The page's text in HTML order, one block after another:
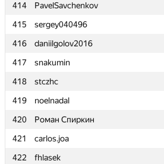
414
PavelSavchenkov
415
sergey040496
416
daniilgolov2016
417
snakumin
418
stczhc
419
noelnadal
420
Роман Спиркин
421
carlos.joa
422
fhlasek
414
PavelSavchenkov
415
sergey040496
416
daniilgolov2016
417
snakumin
418
stczhc
419
noelnadal
420
Роман Спиркин
421
carlos.joa
422
fhlasek